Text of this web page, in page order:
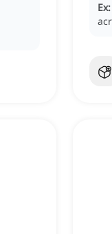
Ex: